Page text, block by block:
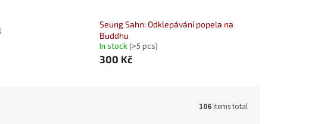
Seung Sahn: Odklepávání popela na
Buddhu
In stock(>5 pcs)
300 Kč
106items total